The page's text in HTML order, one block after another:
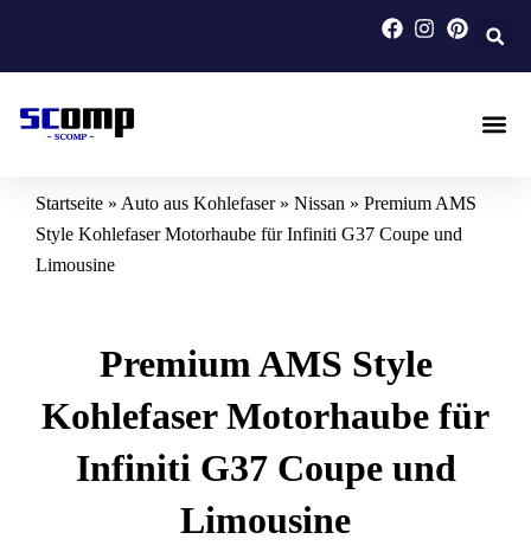
springen
Startseite » Auto aus Kohlefaser» Nissan » Premium AMS
Style Kohlefaser Motorhaube für Infiniti G37 Coupe und
Limousine
Premium AMS Style
Kohlefaser Motorhaube für
Infiniti G37 Coupe und
Limousine